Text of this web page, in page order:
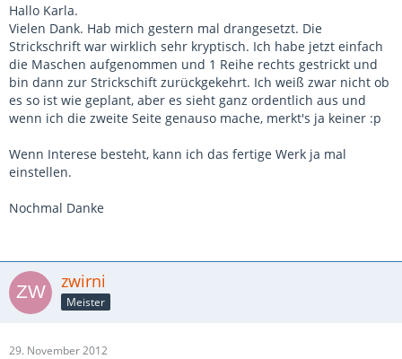
Hallo Karla.
Vielen Dank. Hab mich gestern mal drangesetzt. Die
Strickschrift war wirklich sehr kryptisch. Ich habe jetzt einfach
die Maschen aufgenommen und 1 Reihe rechts gestrickt und
bin dann zur Strickschift zurückgekehrt. Ich weiß zwar nicht ob
es so ist wie geplant, aber es sieht ganz ordentlich aus und
wenn ich die zweite Seite genauso mache, merkt's ja keiner :p
Wenn Interese besteht, kann ich das fertige Werk ja mal
einstellen.
Nochmal Danke
zwirni
Meister
29. November 2012